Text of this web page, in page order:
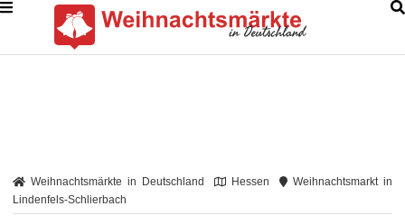
Weihnachtsmärkte in Deutschland Hessen
Weihnachtsmarkt in
Lindenfels-Schlierbach